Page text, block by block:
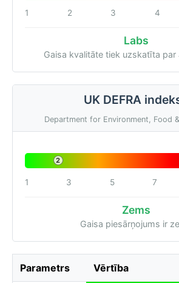
1 2 3 4
Labs
Gaisa kvalitāte tiek uzskatīta par
UK DEFRA
Department for Environment, Food
2
1 3 5 7
Zems
Gaisa piesārņojums ir
Parametrs Vērtība